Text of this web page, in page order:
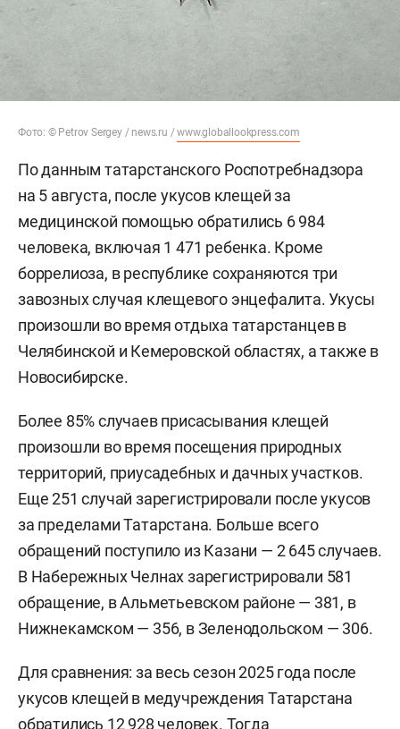
Фото: © Petrov Sergey / news.ru /www.globallookpress.com
По данным татарстанского Роспотребнадзора
на 5 августа, после укусов клещей за
медицинской помощью обратились 6 984
человека, включая 1 471 ребенка. Кроме
боррелиоза, в республике сохраняются три
завозных случая клещевого энцефалита. Укусы
произошли во время отдыха татарстанцев в
Челябинской и Кемеровской областях, а также в
Новосибирске.
Более 85% случаев присасывания клещей
произошли во время посещения природных
территорий, приусадебных и дачных участков.
Еще 251 случай зарегистрировали после укусов
за пределами Татарстана. Больше всего
обращений поступило из Казани — 2 645 случаев.
В Набережных Челнах зарегистрировали 581
обращение, в Альметьевском районе — 381, в
Нижнекамском — 356, в Зеленодольском — 306.
Для сравнения: за весь сезон 2025 года после
укусов клещей в медучреждения Татарстана
обратились 12 928 человек. Тогда